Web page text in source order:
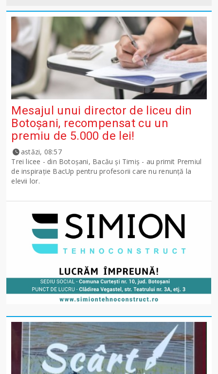
Mesajul unui director de liceu din
Botoșani, recompensat cu un
premiu de 5.000 de lei!
astăzi, 08:57
Trei licee - din Botoșani, Bacău și Timiș - au primit Premiul
de inspirație BacUp pentru profesorii care nu renunță la
elevii lor.